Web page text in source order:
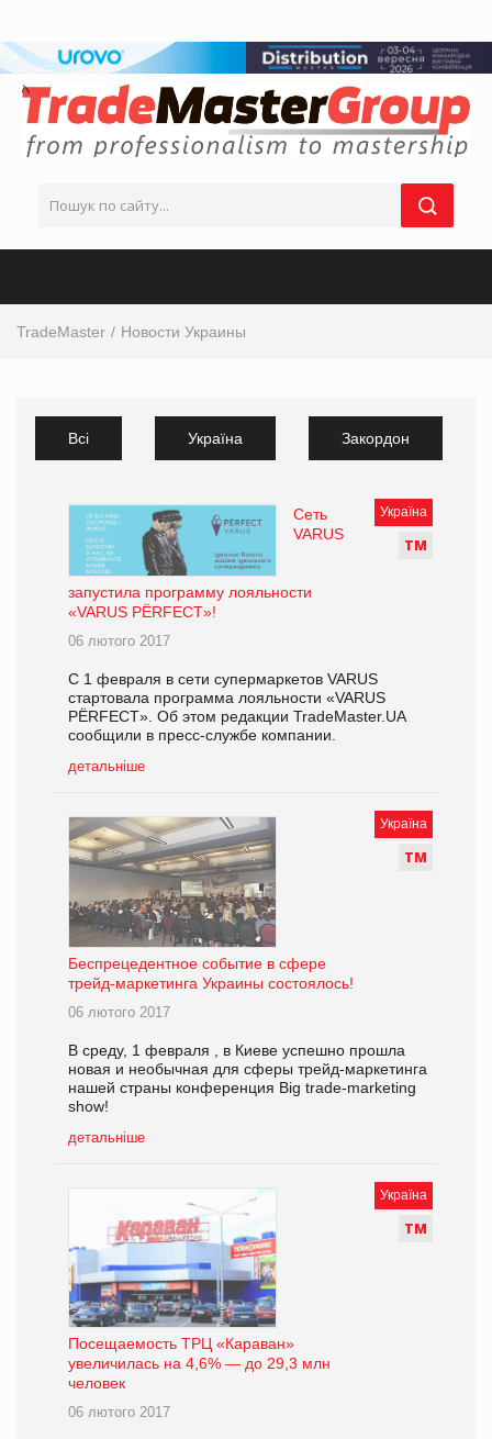
TradeMaster Новости Украины
Всі Україна Закордон
Україна
ТМ
Сеть
VARUS
запустила программу лояльности
«VARUS PЁRFECT»!
06 лютого 2017
С 1 февраля в сети супермаркетов VARUS
стартовала программа лояльности «VARUS
PЁRFECT». Об этом редакции TradeMaster.UA
сообщили в пресс-службе компании.
детальніше
Україна
ТМ
Беспрецедентное событие в сфере
трейд-маркетинга Украины состоялось!
06 лютого 2017
В среду, 1 февраля , в Киеве успешно прошла
новая и необычная для сферы трейд-маркетинга
нашей страны конференция Big trade-marketing
show!
детальніше
Україна
ТМ
Посещаемость ТРЦ «Караван»
увеличилась на 4,6% — до 29,3 млн
человек
06 лютого 2017